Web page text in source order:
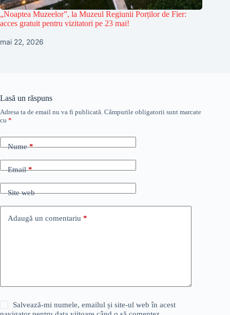
„Noaptea Muzeelor”, la Muzeul Regiunii Porților de Fier:
acces gratuit pentru vizitatori pe 23 mai!
mai 22, 2026
Lasă un răspuns
Adresa ta de email nu va fi publicată. Câmpurile obligatorii sunt marcate
cu *
Nume*
Email*
Site web
Adaugă un comentariu *
Salvează-mi numele, emailul și site-ul web în acest